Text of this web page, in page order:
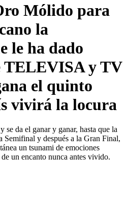
Mólido para
la
le ha dado
TELEVISA y TV
el quinto
vivirá la locura
se da el ganar y ganar, hasta que la
Semifinal y después a la Gran Final,
un tsunami de emociones
un encanto nunca antes vivido.